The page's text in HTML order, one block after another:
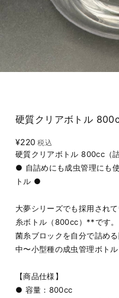
硬質クリアボトル
¥220 税込
硬質クリアボトル 800cc（
● 自詰めにも成虫管理にも
トル ●
大夢シリーズでも採用され
糸ボトル（800cc）**です。
菌糸ブロックを自分で詰め
中〜小型種の成虫管理ボトル
【商品仕様】
● 容量：800cc